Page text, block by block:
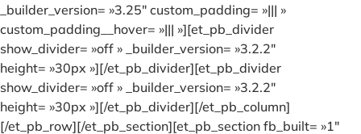
_builder_version= »3.25″ custom_padding= »||| »
custom_padding__hover= »||| »][et_pb_divider
show_divider= »off » _builder_version= »3.2.2″
height= »30px »][/et_pb_divider][et_pb_divider
show_divider= »off » _builder_version= »3.2.2″
height= »30px »][/et_pb_divider][/et_pb_column]
[/et_pb_row][/et_pb_section][et_pb_section fb_built= »1″